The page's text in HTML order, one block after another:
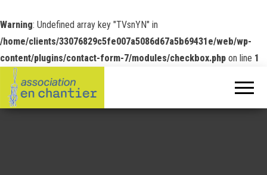
Warning: Undefined array key "TVsnYN" in
/home/clients/33076829c5fe007a5086d67a5b69431e/web/wp-
content/plugins/contact-form-7/modules/checkbox.php on line 1